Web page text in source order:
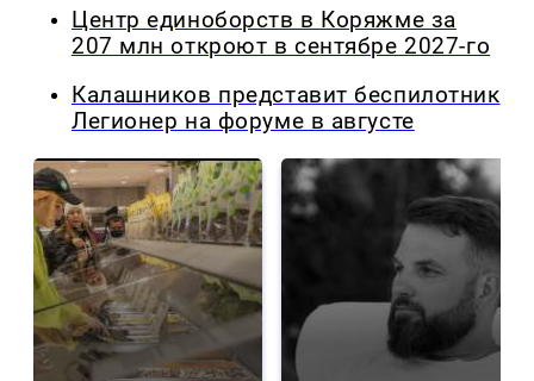
Центр единоборств в Коряжме за
207 млн откроют в сентябре 2027-го
Калашников представит беспилотник
Легионер на форуме в августе